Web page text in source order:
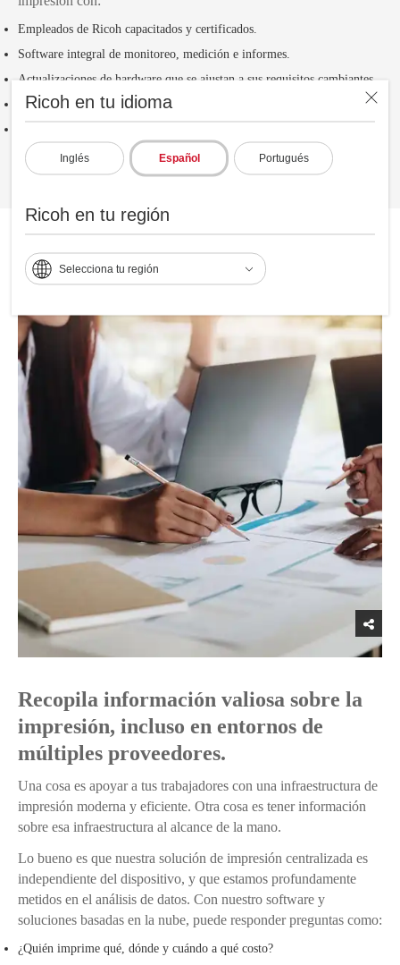
Ricoh en tu idioma
Inglés Español Portugués
Ricoh en tu región
Selecciona tu región
Empleados de Ricoh capacitados y certificados.
Software integral de monitoreo, medición e informes.
Actualizaciones de hardware que se ajustan a sus requisitos cambiantes.
Portales web y en la nube para facilitar la colaboración.
La tecnología al servicio del trabajo
Recopila información valiosa sobre la
impresión, incluso en entornos de
múltiples proveedores.
Una cosa es apoyar a tus trabajadores con una infraestructura de
impresión moderna y eficiente. Otra cosa es tener información
sobre esa infraestructura al alcance de la mano.
Lo bueno es que nuestra solución de impresión centralizada es
independiente del dispositivo, y que estamos profundamente
metidos en el análisis de datos. Con nuestro software y
soluciones basadas en la nube, puede responder preguntas como:
¿Quién imprime qué, dónde y cuándo a qué costo?